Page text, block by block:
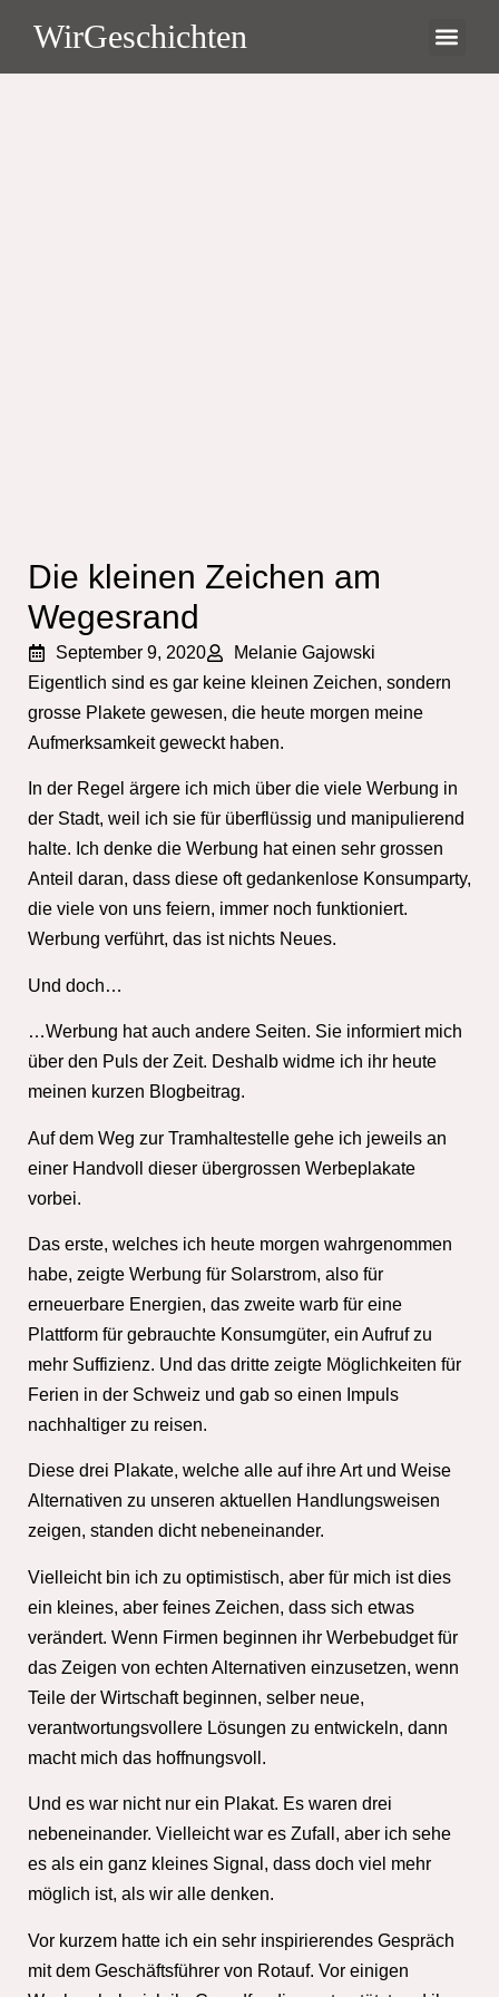
WirGeschichten
Die kleinen Zeichen am
Wegesrand
September 9, 2020
Melanie Gajowski
Eigentlich sind es gar keine kleinen Zeichen, sondern
grosse Plakete gewesen, die heute morgen meine
Aufmerksamkeit geweckt haben.
In der Regel ärgere ich mich über die viele Werbung in
der Stadt, weil ich sie für überflüssig und manipulierend
halte. Ich denke die Werbung hat einen sehr grossen
Anteil daran, dass diese oft gedankenlose Konsumparty,
die viele von uns feiern, immer noch funktioniert.
Werbung verführt, das ist nichts Neues.
Und doch…
…Werbung hat auch andere Seiten. Sie informiert mich
über den Puls der Zeit. Deshalb widme ich ihr heute
meinen kurzen Blogbeitrag.
Auf dem Weg zur Tramhaltestelle gehe ich jeweils an
einer Handvoll dieser übergrossen Werbeplakate
vorbei.
Das erste, welches ich heute morgen wahrgenommen
habe, zeigte Werbung für Solarstrom, also für
erneuerbare Energien, das zweite warb für eine
Plattform für gebrauchte Konsumgüter, ein Aufruf zu
mehr Suffizienz. Und das dritte zeigte Möglichkeiten für
Ferien in der Schweiz und gab so einen Impuls
nachhaltiger zu reisen.
Diese drei Plakate, welche alle auf ihre Art und Weise
Alternativen zu unseren aktuellen Handlungsweisen
zeigen, standen dicht nebeneinander.
Vielleicht bin ich zu optimistisch, aber für mich ist dies
ein kleines, aber feines Zeichen, dass sich etwas
verändert. Wenn Firmen beginnen ihr Werbebudget für
das Zeigen von echten Alternativen einzusetzen, wenn
Teile der Wirtschaft beginnen, selber neue,
verantwortungsvollere Lösungen zu entwickeln, dann
macht mich das hoffnungsvoll.
Und es war nicht nur ein Plakat. Es waren drei
nebeneinander. Vielleicht war es Zufall, aber ich sehe
es als ein ganz kleines Signal, dass doch viel mehr
möglich ist, als wir alle denken.
Vor kurzem hatte ich ein sehr inspirierendes Gespräch
mit dem Geschäftsführer von Rotauf. Vor einigen